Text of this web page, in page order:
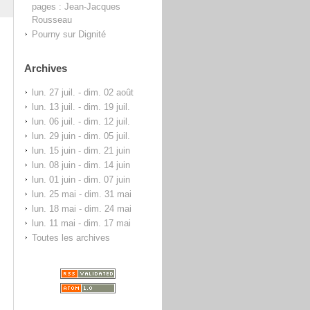
pages : Jean-Jacques
Rousseau
Pournysur Dignité
Archives
lun. 27 juil. - dim. 02 août
lun. 13 juil. - dim. 19 juil.
lun. 06 juil. - dim. 12 juil.
lun. 29 juin - dim. 05 juil.
lun. 15 juin - dim. 21 juin
lun. 08 juin - dim. 14 juin
lun. 01 juin - dim. 07 juin
lun. 25 mai - dim. 31 mai
lun. 18 mai - dim. 24 mai
lun. 11 mai - dim. 17 mai
Toutes les archives